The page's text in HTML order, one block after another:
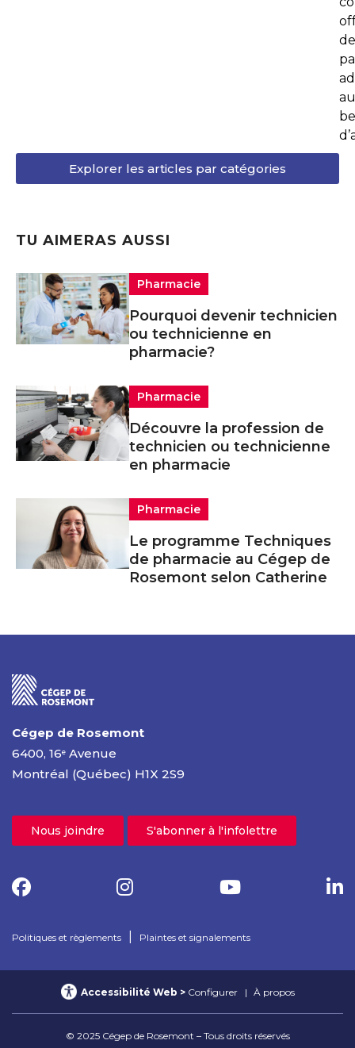
Explorer les articles par catégories
TU AIMERAS AUSSI
Pharmacie
Pourquoi devenir technicien
ou technicienne en
pharmacie?
Pharmacie
Découvre la profession de
technicien ou technicienne
en pharmacie
Pharmacie
Le programme Techniques
de pharmacie au Cégep de
Rosemont selon Catherine
Cégep de Rosemont
6400, 16e Avenue
Montréal (Québec) H1X 2S9
Nous joindre S'abonner à l'infolettre
Politiques et règlements Plaintes et signalements
© 2025 Cégep de Rosemont – Tous droits réservés
Accessibilité Web Configurer À propos